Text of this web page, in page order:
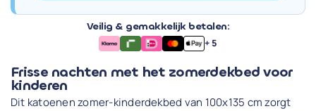
Veilig & gemakkelijk betalen:
+ 5
Frisse nachten met het zomerdekbed voor
kinderen
Dit katoenen zomer-kinderdekbed van 100x135 cm zorgt